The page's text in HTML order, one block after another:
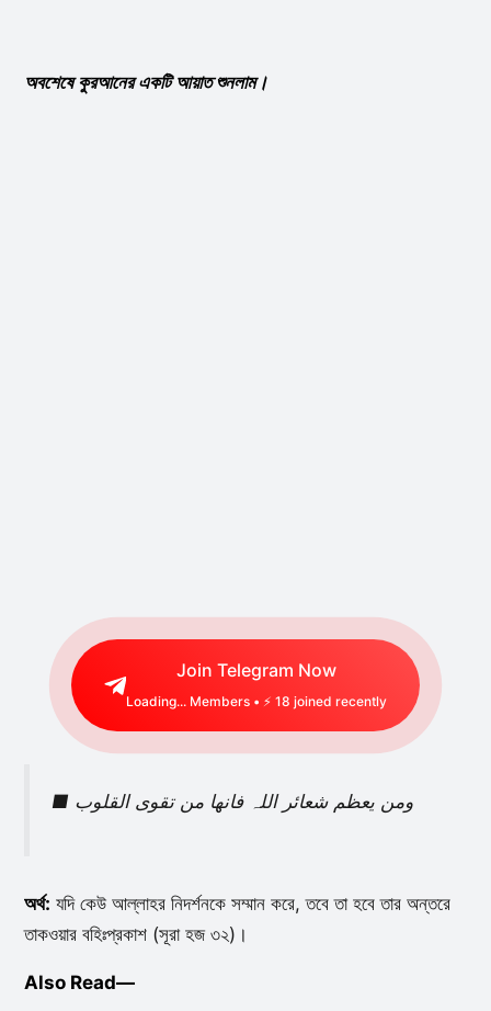
অবশেষে কুরআনের একটি আয়াত শুনলাম।
Join Telegram Now
Loading... Members • ⚡ 18 joined recently
■ ومن يعظم شعائر اللہ فانھا من تقوی القلوب
অর্থ: যদি কেউ আল্লাহর নিদর্শনকে সম্মান করে, তবে তা হবে তার অন্তরে
তাকওয়ার বহিঃপ্রকাশ (সূরা হজ ৩২)।
Also Read—